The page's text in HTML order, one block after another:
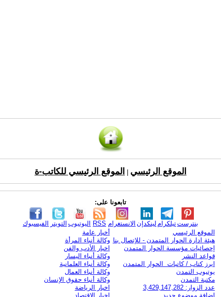
الموقع الرئيسي الموقع الرئيسي للكاتب-ة
تابعونا على:
الفيسبوك التويتر اليوتيوب RSS الانستغرام لينكدإن تيلكرامبنترست
الموقع الرئيسي
هيئة ادارة الحوار المتمدن - للإتصال بنا
إحصائيات مؤسسة الحوار المتمدن
قواعد النشر
ابرز كتاب / كاتبات الحوار المتمدن
يوتيوب التمدن
مكتبة التمدن
عدد الزوار: 3,429,147,282
اضافة موضوع جديد
أخبار عامة
وكالة أنباء المرأة
اخبار الأدب والفن
وكالة أنباء اليسار
وكالة أنباء العلمانية
وكالة أنباء العمال
وكالة أنباء حقوق الإنسان
اخبار الرياضة
اخبار الاقتصاد